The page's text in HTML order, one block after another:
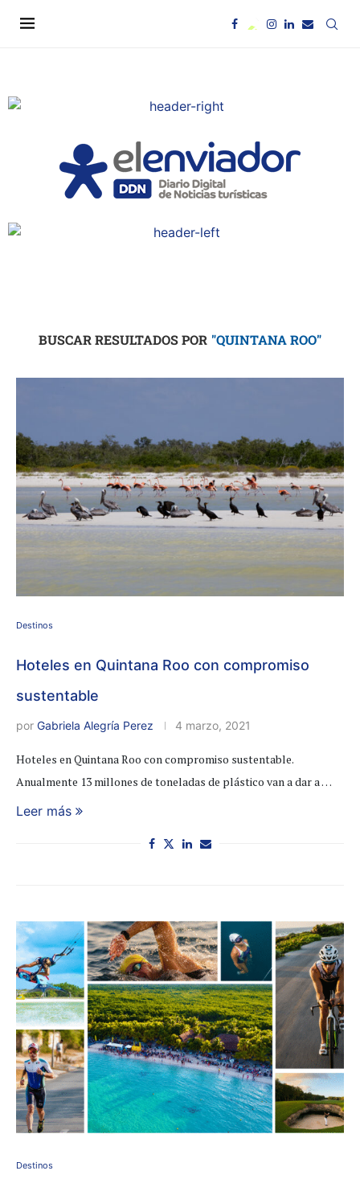
BUSCAR RESULTADOS POR "QUINTANA ROO"
Destinos
Hoteles en Quintana Roo con compromiso
sustentable
por Gabriela Alegría Perez 4 marzo, 2021
Hoteles en Quintana Roo con compromiso sustentable.
Anualmente 13 millones de toneladas de plástico van a dar a …
Leer más
Destinos